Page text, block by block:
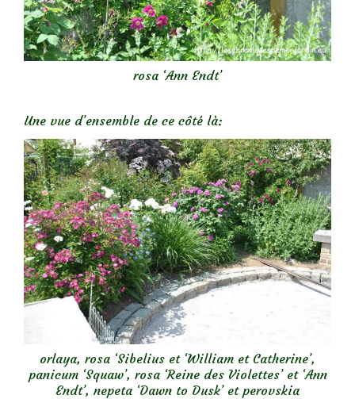
rosa ‘Ann Endt’
Une vue d’ensemble de ce côté là:
orlaya, rosa ‘Sibelius et ‘William et Catherine’,
panicum ‘Squaw’, rosa ‘Reine des Violettes’ et ‘Ann
Endt’, nepeta ‘Dawn to Dusk’ et perovskia